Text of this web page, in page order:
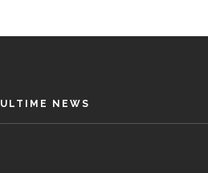
ULTIME NEWS